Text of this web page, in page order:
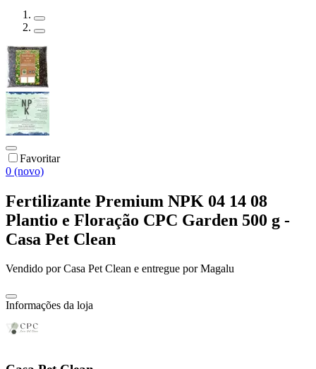
Favoritar
0 (novo)
Fertilizante Premium NPK 04 14 08
Plantio e Floração CPC Garden 500 g -
Casa Pet Clean
Vendido porCasa Pet Clean e entregue por Magalu
Informações da loja